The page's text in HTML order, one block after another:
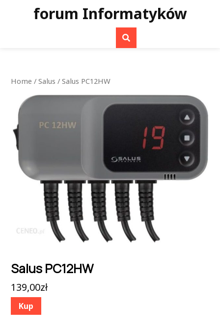
forum Informatyków
Home / Salus / Salus PC12HW
Salus PC12HW
139,00zł
Kup